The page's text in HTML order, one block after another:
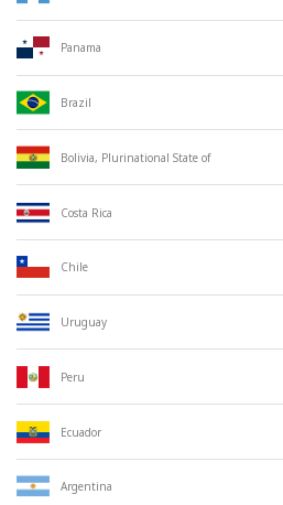
Panama
Brazil
Bolivia, Plurinational State of
Costa Rica
Chile
Uruguay
Peru
Ecuador
Argentina